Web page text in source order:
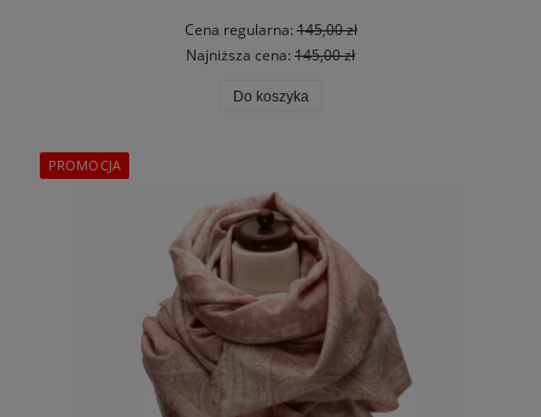
Cena regularna:145,00 zł
Najniższa cena: 145,00 zł
Do koszyka
PROMOCJA